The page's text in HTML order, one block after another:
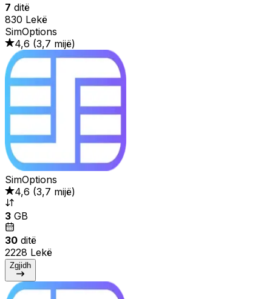
7 ditë
830 Lekë
SimOptions
4,6 (3,7 mijë)
SimOptions
4,6 (3,7 mijë)
3 GB
30 ditë
2228 Lekë
Zgjidh